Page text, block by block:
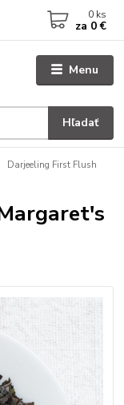
Menu
Hľadať
0 ks
za 0 €
Darjeeling First Flush